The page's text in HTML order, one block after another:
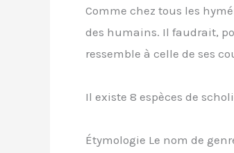
Comme chez tous les
des humains. Il faudrait,
ressemble à celle de ses
Il existe 8 espèces de
Étymologie Le nom de